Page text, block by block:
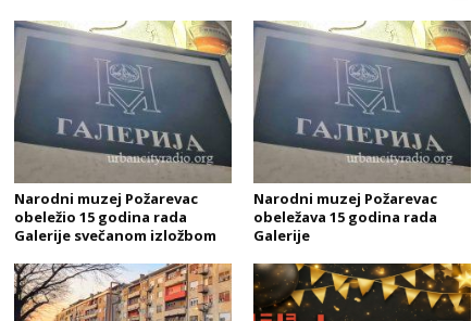
Narodni muzej Požarevac
obeležio 15 godina rada
Galerije svečanom izložbom
Narodni muzej Požarevac
obeležava 15 godina rada
Galerije